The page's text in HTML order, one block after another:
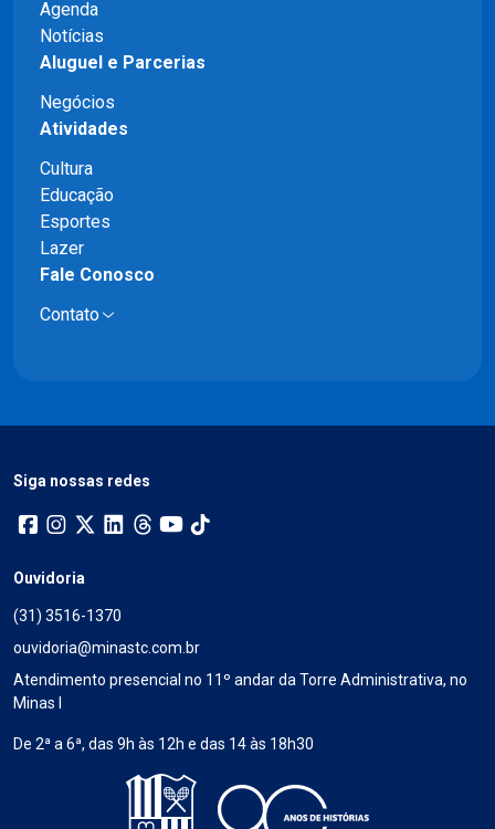
Agenda
Notícias
Aluguel e Parcerias
Negócios
Atividades
Cultura
Educação
Esportes
Lazer
Fale Conosco
Contato
Siga nossas redes
Ouvidoria
(31) 3516-1370
ouvidoria@minastc.com.br
Atendimento presencial no 11º andar da Torre Administrativa, no
Minas I
De 2ª a 6ª, das 9h às 12h e das 14 às 18h30